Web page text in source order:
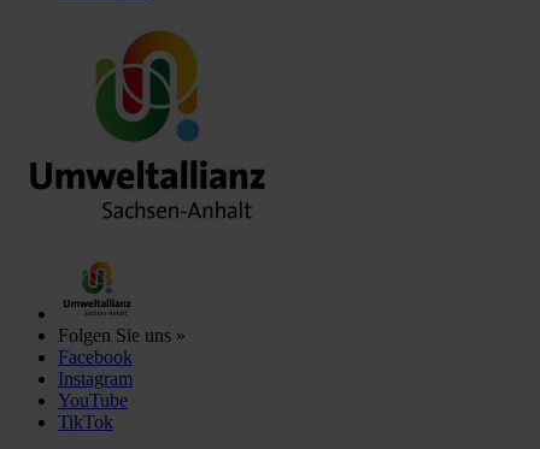
Folgen Sie uns »
Facebook
Instagram
YouTube
TikTok